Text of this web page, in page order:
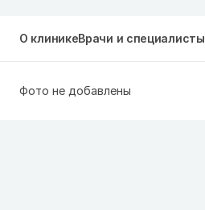
О клиникеВрачи и специалисты
Фото не добавлены